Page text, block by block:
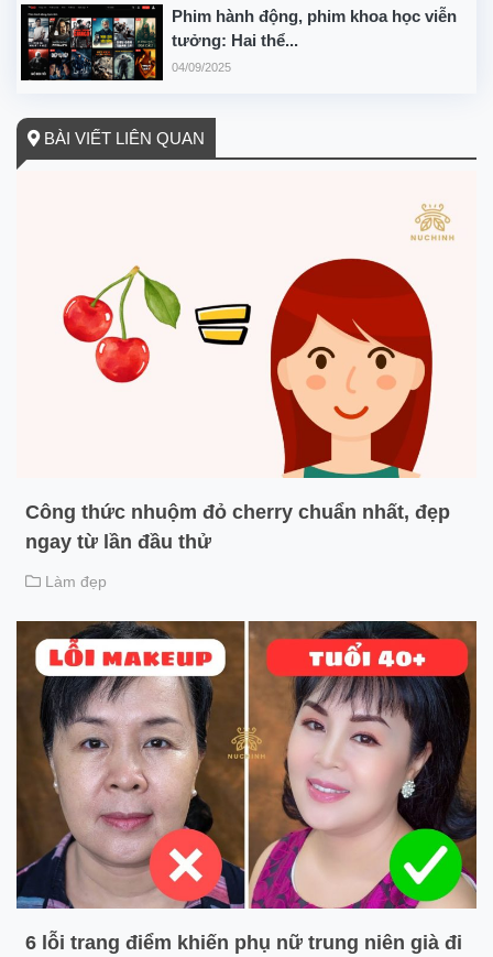
Phim hành động, phim khoa học viễn
tưởng: Hai thể...
04/09/2025
BÀI VIẾT LIÊN QUAN
Công thức nhuộm đỏ cherry chuẩn nhất, đẹp
ngay từ lần đầu thử
Làm đẹp
6 lỗi trang điểm khiến phụ nữ trung niên già đi